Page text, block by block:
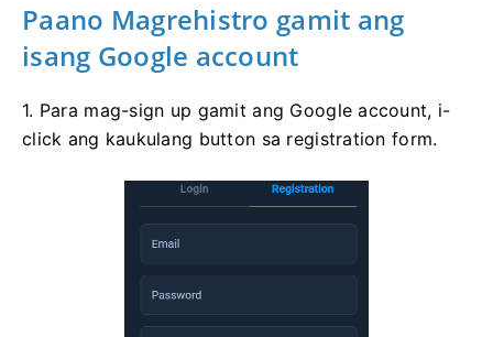
Paano Magrehistro gamit ang
isang Google account
1. Para mag-sign up gamit ang Google account, i-
click ang kaukulang button sa registration form.